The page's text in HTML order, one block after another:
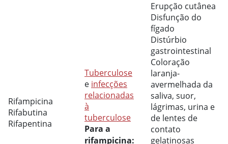
Rifampicina
Rifabutina
Rifapentina
Tuberculose
e infecções
relacionadas
à
tuberculose
Para a
rifampicina:
Erupção cutânea
Disfunção do
fígado
Distúrbio
gastrointestinal
Coloração
laranja-
avermelhada da
saliva, suor,
lágrimas, urina e
de lentes de
contato
gelatinosas